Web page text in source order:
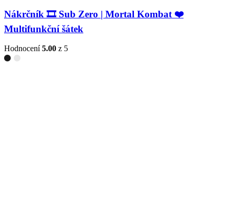
Nákrčník 🎞️ Sub Zero | Mortal Kombat ❤️
Multifunkční šátek
Hodnocení5.00 z 5